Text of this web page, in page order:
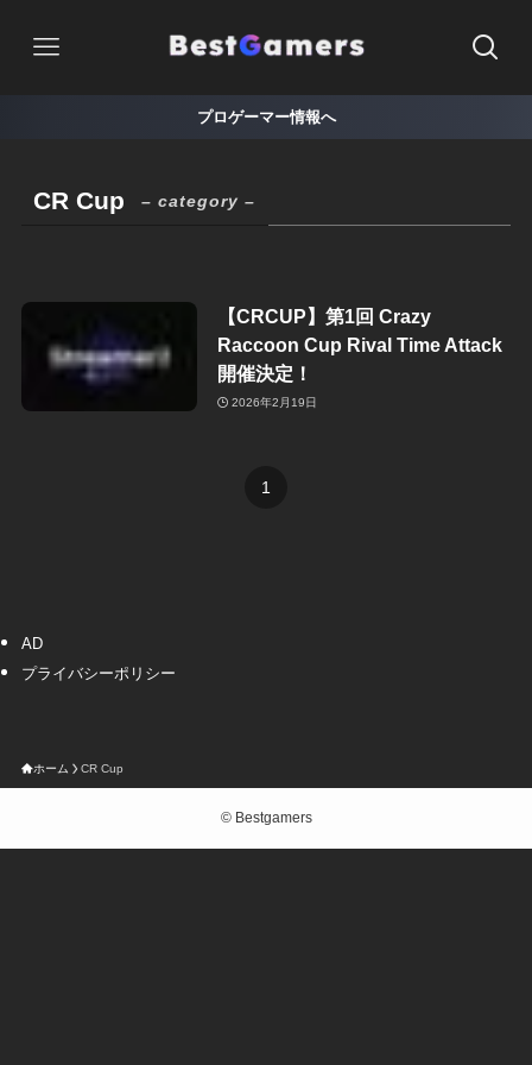
プロゲーマー情報へ
CR Cup – category –
【CRCUP】第1回 Crazy
Raccoon Cup Rival Time Attack
開催決定！
2026年2月19日
1
AD
プライバシーポリシー
ホーム CR Cup
©Bestgamers